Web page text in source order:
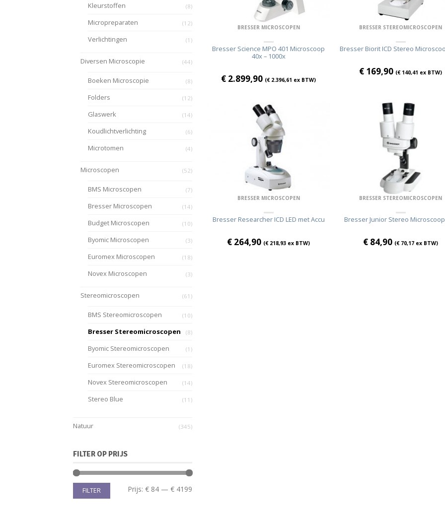
BRESSER MICROSCOPEN
Bresser Science MPO 401 Microscoop
40x – 1000x
€ 2.899,90 (€2.396,61 ex BTW)
BRESSER STEREOMICROSCOPEN
Bresser Biorit ICD Stereo
€ 169,90 (€140,41 ex BTW)
BRESSER MICROSCOPEN
Bresser Researcher ICD LED met Accu
€ 264,90 (€218,93 ex BTW)
BRESSER STEREOMICROSCOPEN
Bresser Junior Stereo
€ 84,90 (€70,17 ex BTW)
Kleurstoffen (8)
Micropreparaten (12)
Verlichtingen (1)
Diversen Microscopie (44)
Boeken Microscopie (8)
Folders (12)
Glaswerk (14)
Koudlichtverlichting (6)
Microtomen (4)
Microscopen (52)
BMS Microscopen (7)
Bresser Microscopen (14)
Budget Microscopen (10)
Byomic Microscopen (3)
Euromex Microscopen (18)
Novex Microscopen (3)
Stereomicroscopen (61)
BMS Stereomicroscopen (10)
Bresser Stereomicroscopen (8)
Byomic Stereomicroscopen (1)
Euromex Stereomicroscopen (18)
Novex Stereomicroscopen (14)
Stereo Blue (11)
Natuur (345)
FILTER OP PRIJS
FILTER Prijs: € 84 — € 4199